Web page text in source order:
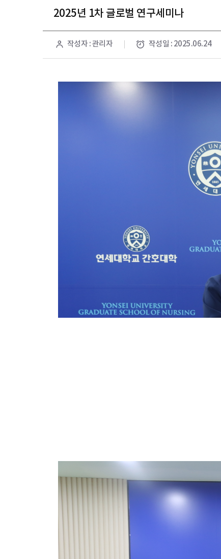
2025년 1차 글로벌 연구세미나
작성자 : 관리자 작성일 : 2025.06.24